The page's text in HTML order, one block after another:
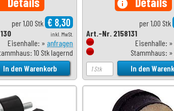
per 1,00 Stk € 8,30
inkl. MwSt.
Eisenhalle: » anfragen
10 Stk lagernd
info
per 1,00 Stk
Art.-Nr. 2158131
Eisenhalle: »
Stammhaus: »